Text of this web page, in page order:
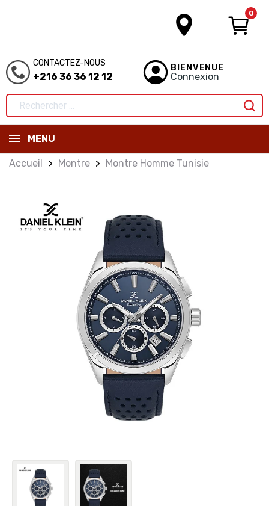
0
CONTACTEZ-NOUS
+216 36 36 12 12
BIENVENUE
Connexion
MENU
Accueil Montre Montre Homme Tunisie